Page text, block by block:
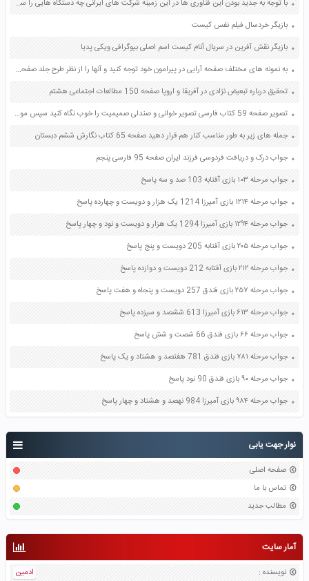
نوار جهت یابی
صفحه اصلی
تماس با ما
مطالب جدید
آمار سایت
نویسنده : ادمین
با توجه به جدید بودن این فناوری ها در این زمینه شرکت های ایرانی چه دستگاه هایی را ساخته اند صفحه 88 کاربرد فناوری های نوین یازدهم
بازیگر خردسال فیلم نفس کیست
بازیگر نقش آفرین در سریال آنام کیست اسم اصلی بیوگرافی ویکی پدیا
به نمونه های مختلف صفحه آرایی در پیرامون خود توجه کنید و آنها را از نظر طرح جلد صفحه های داخلی و به کارگیری حروف مختلف با یکدیگر مقایسه کنید صفحه 49 فرهنگ و هنر نهم
تحقیق درباره تبعیض نژادی در آفریقا و اروپا صفحه 150 مطالعات اجتماعی هشتم
تصویر صفحه 59 کتاب فارسی تصویر خوانی و صندلی صمیمیت را خوب نگاه کنید سپس موضوعی را برای نوشتن انتخاب کنید و در دو بند بنویسید صفحه 43 کتاب نگارش فارسی چهارم
جمله های زیر به طور مناسب کنار هم قرار دهید صفحه 65 کتاب نگارش ششم دبستان
جواب درک و دریافت فردوسی فرزند ایران صفحه 95 فارسی پنجم
جواب مرحله ۱۰۳ بازی آفتابه 103 صد و سه پاسخ
جواب مرحله ۱۲۱۴ بازی آمیرزا 1214 یک هزار و دویست و چهارده پاسخ
جواب مرحله ۱۲۹۴ بازی آمیرزا 1294 یک هزار و دویست و نود و چهار پاسخ
جواب مرحله ۲۰۵ بازی آفتابه 205 دویست و پنج پاسخ
جواب مرحله ۲۱۲ بازی آفتابه 212 دویست و دوازده پاسخ
جواب مرحله ۲۵۷ بازی فندق 257 دویست و پنجاه و هفت پاسخ
جواب مرحله ۶۱۳ بازی آمیرزا 613 ششصد و سیزده پاسخ
جواب مرحله ۶۶ بازی فندق 66 شصت و شش پاسخ
جواب مرحله ۷۸۱ بازی فندق 781 هفتصد و هشتاد و یک پاسخ
جواب مرحله ۹۰ بازی فندق 90 نود پاسخ
جواب مرحله ۹۸۴ بازی آمیرزا 984 نهصد و هشتاد و چهار پاسخ